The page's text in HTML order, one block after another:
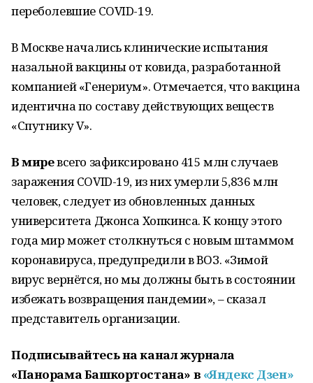
переболевшие COVID-19.
В Москве начались клинические испытания
назальной вакцины от ковида, разработанной
компанией «Генериум». Отмечается, что вакцина
идентична по составу действующих веществ
«Спутнику V».
В миревсего зафиксировано 415 млн случаев
заражения COVID-19, из них умерли 5,836 млн
человек, следует из обновленных данных
университета Джонса Хопкинса. К концу этого
года мир может столкнуться с новым штаммом
коронавируса, предупредили в ВОЗ. «Зимой
вирус вернётся, но мы должны быть в состоянии
избежать возвращения пандемии», – сказал
представитель организации.
Подписывайтесь на канал журнала
«Панорама Башкортостана» в «Яндекс Дзен»